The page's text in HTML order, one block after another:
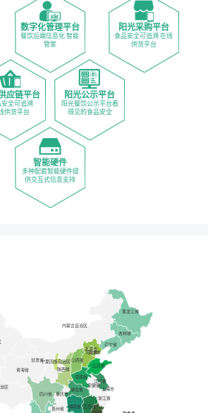
数字化管理平台
餐饮后端信息化 智能
管家
阳光采购平台
食品安全可追溯 在线
供货平台
应链平台
安全可追溯
供货平台
阳光公示平台
阳光餐饮公示平台看
得见的食品安全
智能硬件
多种配套智能硬件提
供交互式信息支持